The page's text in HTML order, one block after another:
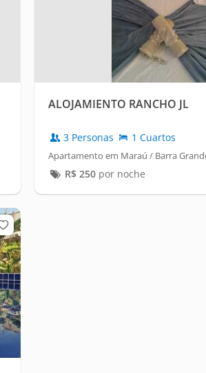
ALOJAMIENTO RANCHO JL
3 Personas 1 Cuartos
Apartamento em Maraú / Barra
R$ 250por noche